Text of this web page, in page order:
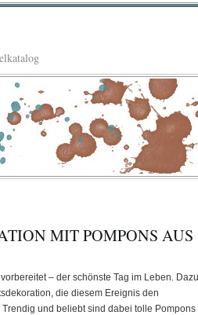
MIT POMPONS AUS
– der schönste Tag im Leben. Dazu
die diesem Ereignis den
und beliebt sind dabei tolle Pompons